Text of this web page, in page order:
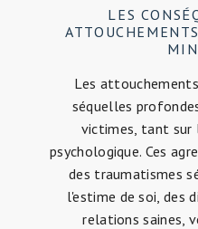
LES
Les
séquelles
victimes, tant sur
psychologique. Ces
des traumatismes
l'estime de soi, des
relations saines,